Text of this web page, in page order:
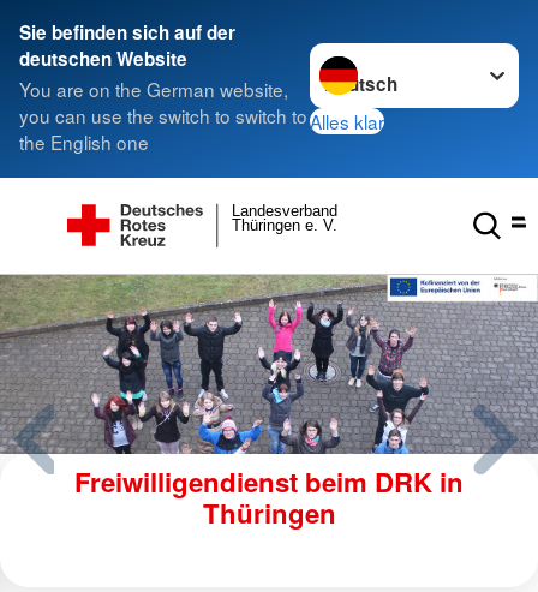
Sie befinden sich auf der
deutschen Website
You are on the German website,
you can use the switch to switch to
the English one
Sprache wechseln zu
Alles klar
Thüringen e. V.
Landesverband